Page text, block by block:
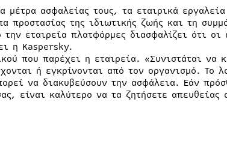
ασφαλείας τους, τα εταιρικά
προστασίας της ιδιωτικής ζωής και τη
εταιρεία πλατφόρμες διασφαλίζει ότι οι
η Kaspersky.
που παρέχει η εταιρεία. «Συνιστάται να
ή εγκρίνονται από τον οργανισμό. Το
να διακυβεύσουν την ασφάλεια. Εάν
είναι καλύτερο να τα ζητήσετε απευθείας